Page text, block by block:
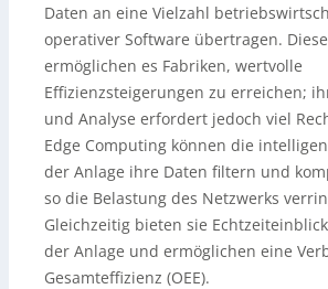
Daten an eine Vielzahl
operativer Software übertragen.
ermöglichen es Fabriken, wertvolle
Effizienzsteigerungen zu erreichen;
und Analyse erfordert jedoch viel
Edge Computing können die
der Anlage ihre Daten filtern und
so die Belastung des Netzwerks
Gleichzeitig bieten sie
der Anlage und ermöglichen eine
Gesamteffizienz (OEE).